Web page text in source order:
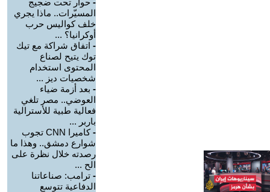
- حوار تحت ضجيج
المسيّرات.. ماذا يجري
خلف كواليس حرب
أوكرانيا؟ ...
- اتفاق شراكة مع تيك
توك يتيح لصناع
المحتوى استخدام
شخصيات ديز ...
- بعد أزمة ضياء
العوضي.. مصر تلغي
فعالية طبية للأسترالية
باربر ...
-
كاميرا CNN تجوب
شوارع دمشق.. وهذا ما
رصدته خلال نظرة على
الح ...
- ترامب: صناعاتنا
الدفاعية تتوسع